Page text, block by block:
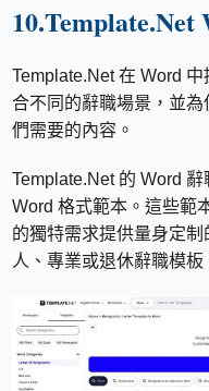
Template.Net 在 Word
合不同的辭職場景，並
們需要的內容。
Template.Net 的 Word
Word 格式範本。這些範
的獨特需求提供量身定
人、專業或退休辭職模